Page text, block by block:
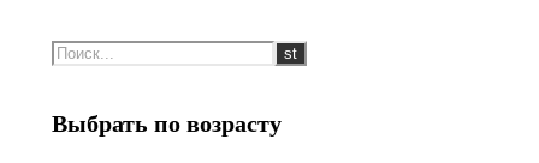
Выбрать по возрасту